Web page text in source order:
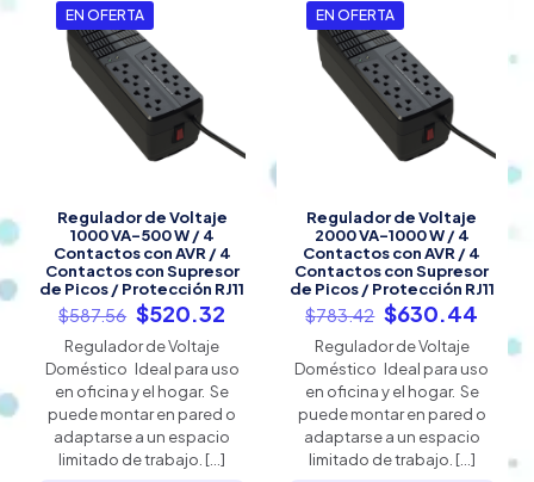
EN OFERTA
Regulador de Voltaje
1000 VA-500 W / 4
Contactos con AVR / 4
Contactos con Supresor
de Picos / Protección RJ11
$587.56 El
precio
original
era:
$587.56.
$520.32
es:
$520.32.
Regulador de Voltaje
Doméstico Ideal para uso
en oficina y el hogar. Se
puede montar en pared o
adaptarse a un espacio
limitado de trabajo. […]
EN OFERTA
Regulador de Voltaje
2000 VA-1000 W / 4
Contactos con AVR / 4
Contactos con Supresor
de Picos / Protección RJ11
$783.42 El
precio
original
era:
$783.42.
$630.44
es:
Regulador de Voltaje
Doméstico Ideal para uso
en oficina y el hogar. Se
puede montar en pared o
adaptarse a un espacio
limitado de trabajo. […]